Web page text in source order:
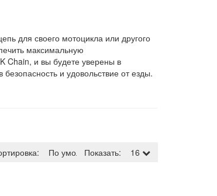
для своего мотоцикла или другого
максимальную
Chain, и вы будете уверены в
и удовольствие от езды.
Показать: 16
По умолчанию